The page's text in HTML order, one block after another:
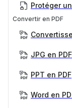
Protéger
Convertir en PDF
JPG en PDF
PPT en PDF
Word en